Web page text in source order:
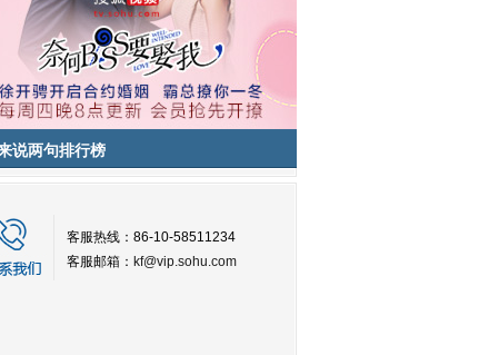
说两句排行榜
客服热线：86-10-58511234
客服邮箱： kf@vip.sohu.com